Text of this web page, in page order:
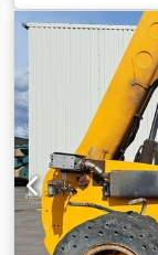
emelési
üzemórák:3 808
szabványkanál,
Rakodógép 1:
Rakodógép 2:
10 méteres
85 kW-os
Dsdozrd R Iepfx
Villa - Kiegészítő
Joystick vezérlés
Fűtött kabin -